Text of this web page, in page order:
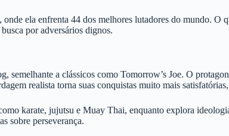
ela enfrenta 44 dos melhores lutadores do mundo. O
por adversários dignos.
a clássicos como Tomorrow’s Joe. O
realista torna suas conquistas muito mais
karate, jujutsu e Muay Thai, enquanto explora
sobre perseverança.